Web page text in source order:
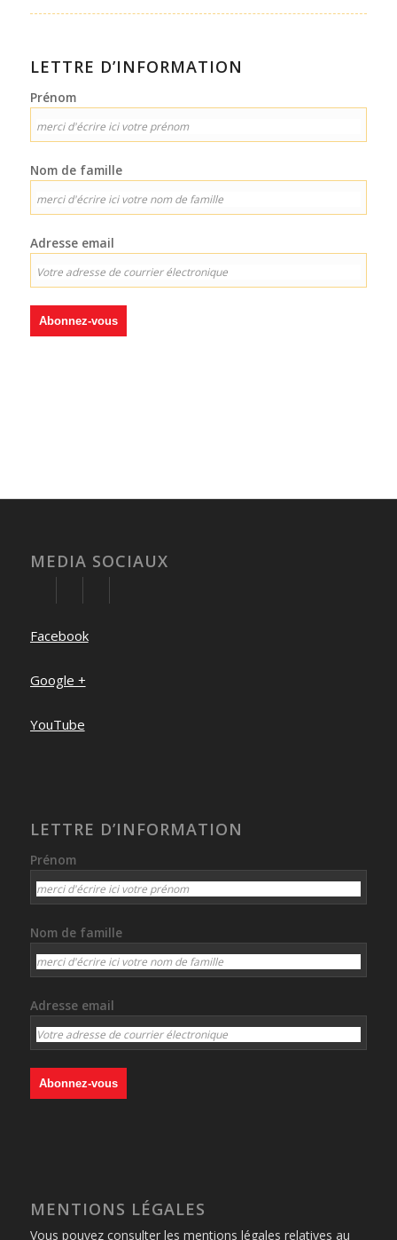
LETTRE D’INFORMATION
Prénom
Nom de famille
Adresse email
MEDIA SOCIAUX
Facebook
Google +
YouTube
LETTRE D’INFORMATION
Prénom
Nom de famille
Adresse email
MENTIONS LÉGALES
Vous pouvez consulter les mentions légales relatives au